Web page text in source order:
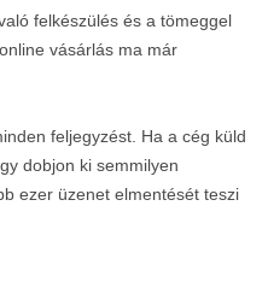
felkészülés és a tömeggel
vásárlás ma már
feljegyzést. Ha a cég küld
dobjon ki semmilyen
ezer üzenet elmentését teszi